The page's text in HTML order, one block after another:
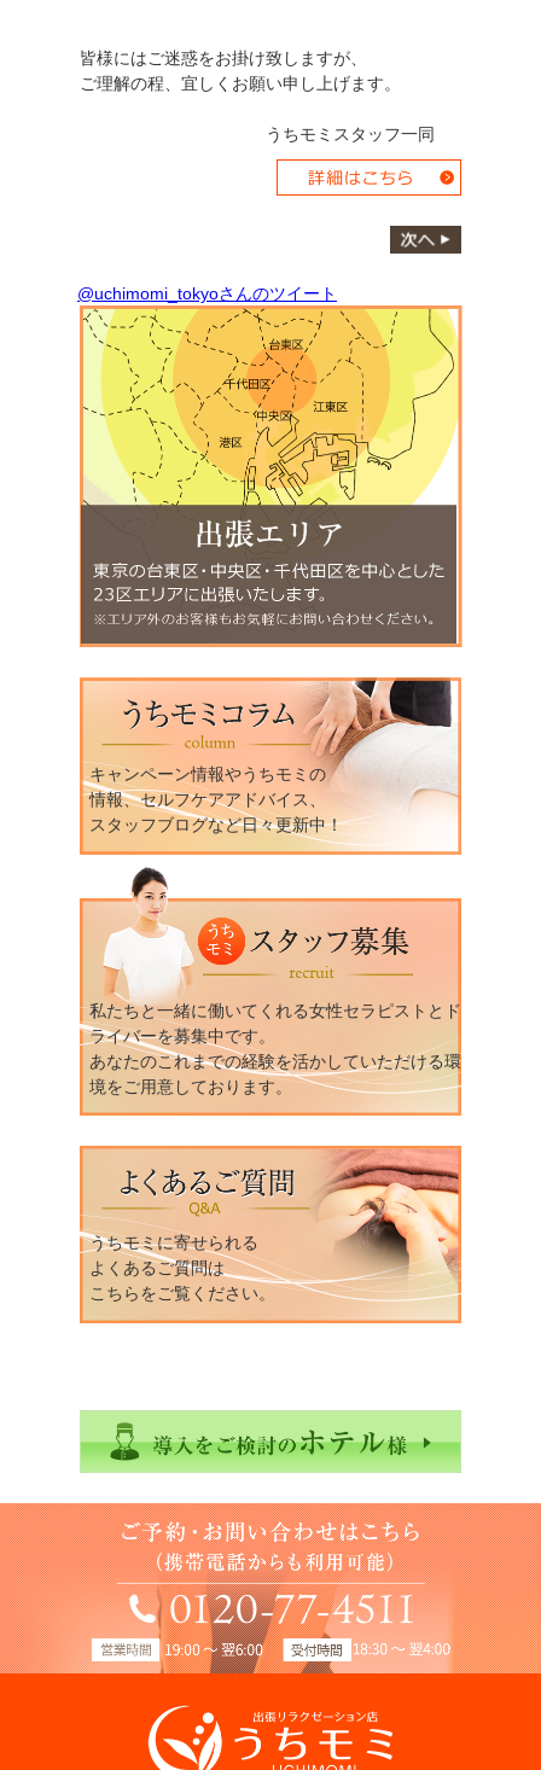
皆様にはご迷惑をお掛け致しますが、
ご理解の程、宜しくお願い申し上げます。
うちモミスタッフ一同
@uchimomi_tokyoさんのツイート
キャンペーン情報やうちモミの
情報、セルフケアアドバイス、
スタッフブログなど日々更新中！
私たちと一緒に働いてくれる女性セラピストとド
ライバーを募集中です。
あなたのこれまでの経験を活かしていただける環
境をご用意しております。
うちモミに寄せられる
よくあるご質問は
こちらをご覧ください。